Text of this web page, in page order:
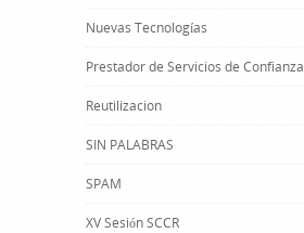
Nuevas Tecnologías
Prestador de Servicios de Confianza
Reutilizacion
SIN PALABRAS
SPAM
XV Sesión SCCR